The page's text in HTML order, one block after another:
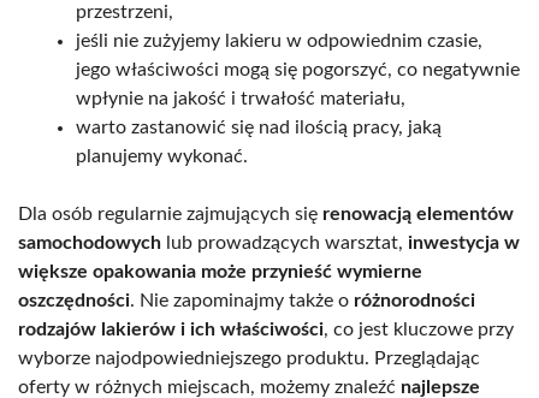
przestrzeni,
jeśli nie zużyjemy lakieru w odpowiednim czasie,
jego właściwości mogą się pogorszyć, co negatywnie
wpłynie na jakość i trwałość materiału,
warto zastanowić się nad ilością pracy, jaką
planujemy wykonać.
Dla osób regularnie zajmujących się renowacją elementów
samochodowych lub prowadzących warsztat, inwestycja w
większe opakowania może przynieść wymierne
oszczędności. Nie zapominajmy także o różnorodności
rodzajów lakierów i ich właściwości, co jest kluczowe przy
wyborze najodpowiedniejszego produktu. Przeglądając
oferty w różnych miejscach, możemy znaleźć najlepsze